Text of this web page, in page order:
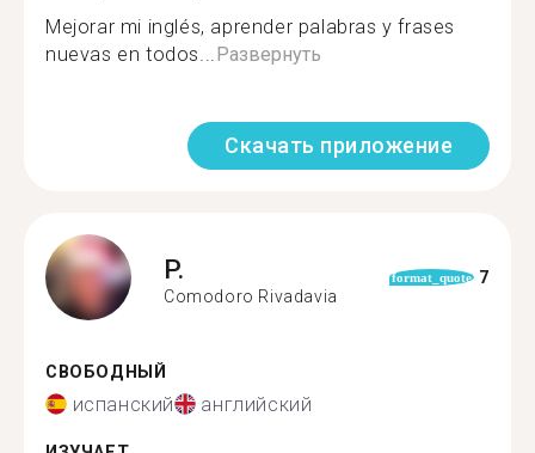
Mejorar mi inglés, aprender palabras y frases
nuevas en todos...Развернуть
Скачать приложение
P.
Comodoro Rivadavia
format_quote 7
СВОБОДНЫЙ
испанский английский